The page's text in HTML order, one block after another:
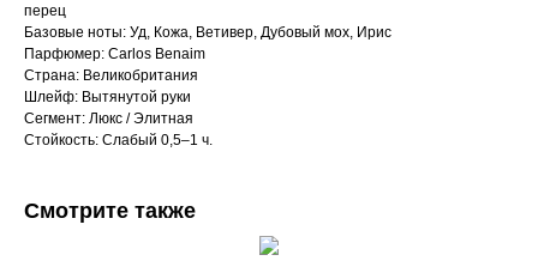
перец
Базовые ноты: Уд, Кожа, Ветивер, Дубовый мох, Ирис
Парфюмер: Carlos Benaim
Страна: Великобритания
Шлейф: Вытянутой руки
Сегмент: Люкс / Элитная
Стойкость: Слабый 0,5–1 ч.
Смотрите также